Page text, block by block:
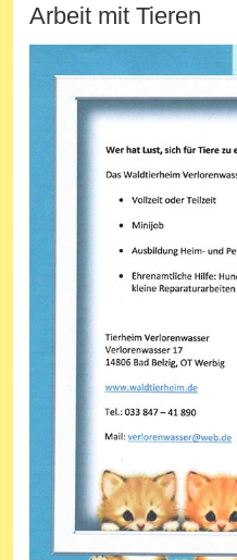
Arbeit mit Tieren